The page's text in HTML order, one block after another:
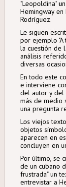
"Leopoldina"
Hemingway en
Rodríguez.
Le siguen
por ejemplo "A
la cuestión de
análisis
diversas
En todo este
e interviene
del autor y del
más de medio
una pregunta
Los viejos
objetos
aparecen en
concluyen en
Por último, se
de un cubano
frustrada" un
entrevistar a